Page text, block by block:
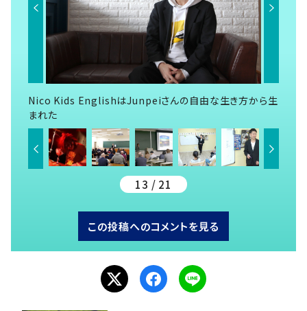
Nico Kids EnglishはJunpeiさんの自由な生き方から生
まれた
13 / 21
この投稿へのコメントを見る